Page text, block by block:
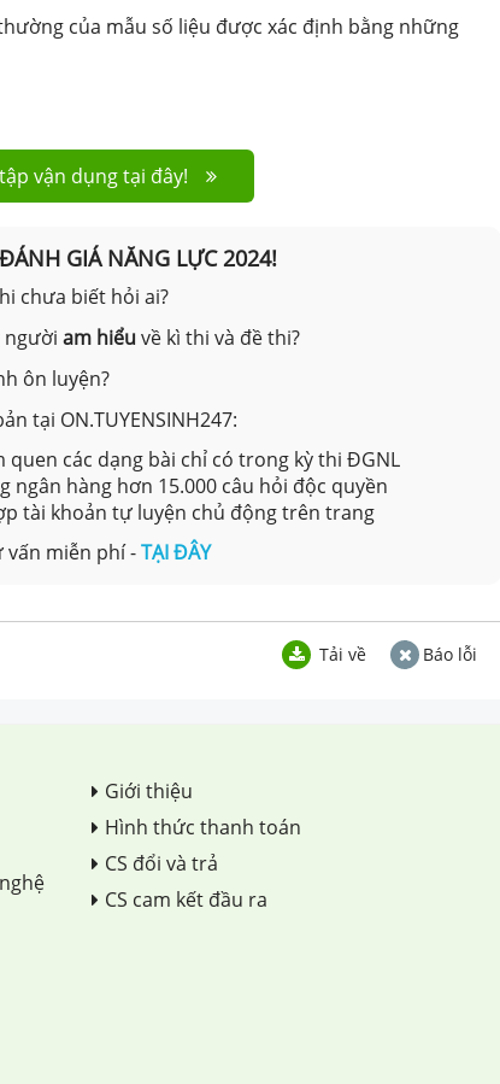
của mẫu số liệu được xác định bằng những
vận dụng tại đây!
GIÁ NĂNG LỰC 2024!
chưa biết hỏi ai?
am hiểuvề kì thi và đề thi?
ôn luyện?
tại ON.TUYENSINH247:
các dạng bài chỉ có trong kỳ thi ĐGNL
hàng hơn 15.000 câu hỏi độc quyền
tài khoản tự luyện chủ động trên trang
miễn phí -TẠI ĐÂY
Tải về Báo lỗi
Giới thiệu
Hình thức thanh toán
CS đổi và trả
CS cam kết đầu ra